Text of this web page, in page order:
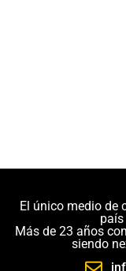
El único medio de
Más de 23 años
siendo